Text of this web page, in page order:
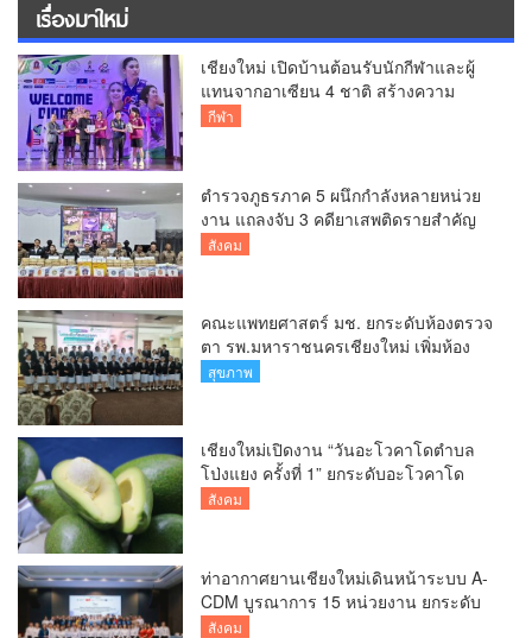
เรื่องมาใหม่
เชียงใหม่ เปิดบ้านต้อนรับนักกีฬาและผู้
แทนจากอาเซียน 4 ชาติ สร้างความ
ประทับใจก่อนเปิดศึกวอลเลย์บอล BYD
กีฬา
ตำรวจภูธรภาค 5 ผนึกกำลังหลายหน่วย
งาน แถลงจับ 3 คดียาเสพติดรายสำคัญ
ยึดยาบ้ากว่า 3.2 ล้านเม็ด เฮโรอีน 8.62
สังคม
คณะแพทยศาสตร์ มช. ยกระดับห้องตรวจ
ตา รพ.มหาราชนครเชียงใหม่ เพิ่มห้อง
ตรวจ-นำเทคโนโลยีทันสมัย รองรับผู้ป่วย
สุขภาพ
เชียงใหม่เปิดงาน “วันอะโวคาโดตำบล
โป่งแยง ครั้งที่ 1” ยกระดับอะโวคาโด
คุณภาพ สู่ผลไม้เศรษฐกิจและแหล่งท่อง
สังคม
ท่าอากาศยานเชียงใหม่เดินหน้าระบบ A-
CDM บูรณาการ 15 หน่วยงาน ยกระดับ
การบริหารเที่ยวบินและบริการผู้โดยสาร
สังคม